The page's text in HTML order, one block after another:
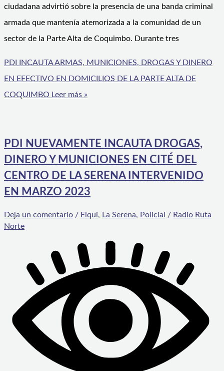
ciudadana advirtió sobre la presencia de una banda criminal
armada que mantenía atemorizada a la comunidad de un
sector de la Parte Alta de Coquimbo. Durante tres
PDI INCAUTA ARMAS, MUNICIONES, DROGAS Y DINERO
EN EFECTIVO EN DOMICILIOS DE LA PARTE ALTA DE
COQUIMBO Leer más »
PDI NUEVAMENTE INCAUTA DROGAS,
DINERO Y MUNICIONES EN CITÉ DEL
CENTRO DE LA SERENA INTERVENIDO
EN MARZO 2023
Deja un comentario / Elqui, La Serena, Policial / Radio Ruta
Norte